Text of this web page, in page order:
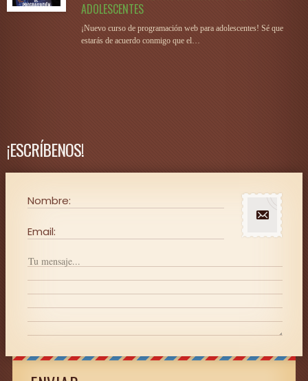
ADOLESCENTES
¡Nuevo curso de programación web para adolescentes! Sé que
estarás de acuerdo conmigo que el…
¡ESCRÍBENOS!
Nombre:
Email: